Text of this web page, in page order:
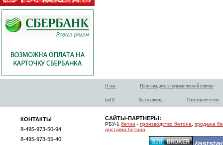
О нас Производители керамической плитки
(pdf) Калькулятор Сотрудничество
КОНТАКТЫ
8-495-973-50-94
8-495-973-55-40
САЙТЫ-ПАРТНЕРЫ:
РБУ-1 бетон - производство бетона
продажа
доставка бетона